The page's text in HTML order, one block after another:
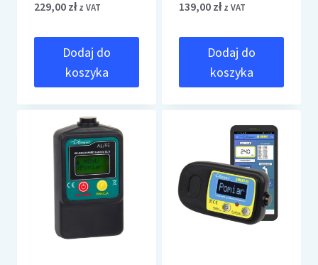
229,00 zł z VAT
Dodaj do
koszyka
139,00 zł z VAT
Dodaj do
koszyka